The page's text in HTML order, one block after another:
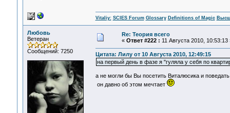
Vitaliy: SCIES Forum Glossary Definitions of Magic
Любовь
Ветеран
Сообщений: 7250
Re: Теория всего
« Ответ #222 : 11 Августа 2010, 10:53:13
Цитата: Лилу от 10 Августа 2010, 12:49:15
на первый день в фазе я "гуляла у себя по
а не могли бы Вы посетить Виталюсика и
он давно об этом мечтает